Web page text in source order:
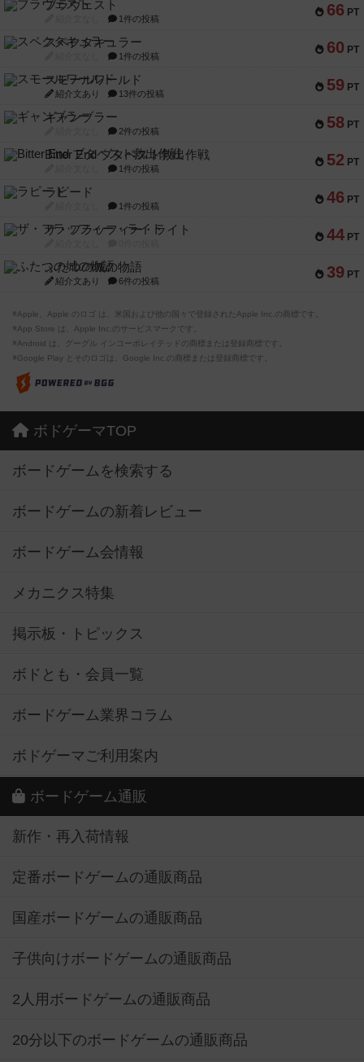
66 PT
ブラヴェスト
1件の投稿
60 PT
スペクタキュラー
1件の投稿
59 PT
スモールワールド
紹介文あり 13件の投稿
58 PT
ギャンブラー
2件の投稿
52 PT
Bitter End ブタペスト救出作戦
1件の投稿
46 PT
ラピード
1件の投稿
44 PT
ザ・フラッフィー・ライト
39 PT
ふたつの城の物語
紹介文あり 6件の投稿
※Apple、Apple のロゴ は、米国および他の国々で登録されたApple Inc.の商標です。
※App Store は、Apple Inc.のサービスマークです。
※Android は、グーグル インコーポレイテッドの商標または登録商標です。
※Google Play とそのロゴは、Google Inc.の商標または登録商標です。
ボドゲーマTOP
ボードゲームを検索する
ボードゲームの新着レビュー
ボードゲーム会情報
メカニクス特集
掲示板・トピックス
ボドとも・会員一覧
ボードゲーム業界コラム
ボドゲーマご利用案内
ボードゲーム通販
新作・再入荷情報
定番ボードゲームの通販商品
国産ボードゲームの通販商品
子供向けボードゲームの通販商品
2人用ボードゲームの通販商品
20分以下のボードゲームの通販商品